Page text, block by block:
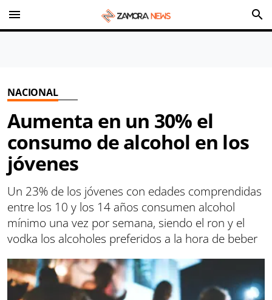
menu search
NACIONAL
Aumenta en un 30% el
consumo de alcohol en los
jóvenes
Un 23% de los jóvenes con edades comprendidas
entre los 10 y los 14 años consumen alcohol
mínimo una vez por semana, siendo el ron y el
vodka los alcoholes preferidos a la hora de beber